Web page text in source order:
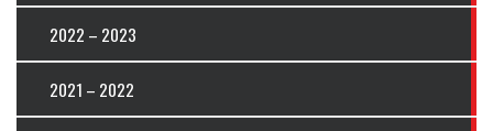
2022 – 2023
2021 – 2022